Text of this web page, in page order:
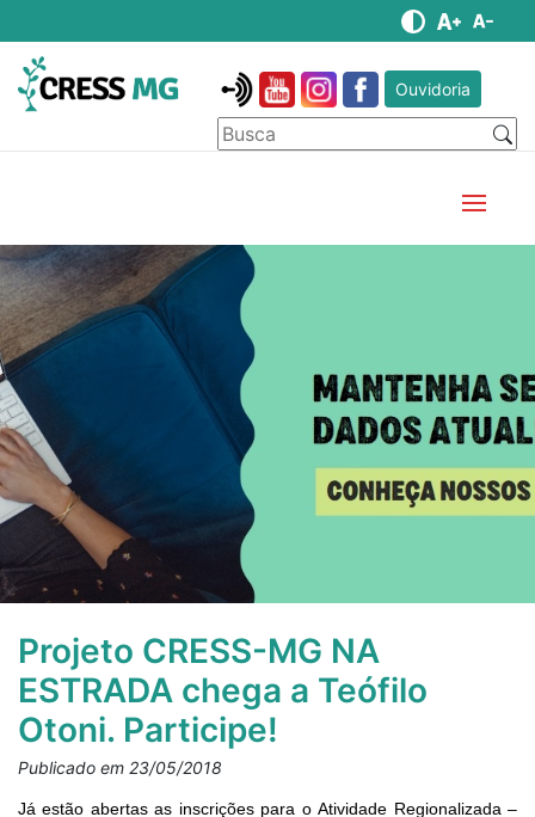
Ouvidoria
Projeto CRESS-MG NA
ESTRADA chega a Teófilo
Otoni. Participe!
Publicado em 23/05/2018
Já estão abertas as inscrições para oAtividade Regionalizada –